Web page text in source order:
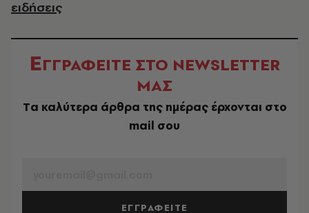
ειδήσεις
ΕΓΓΡΑΦΕΙΤΕ ΣΤΟ NEWSLETTER
ΜΑΣ
Tα καλύτερα άρθρα της ημέρας έρχονται στο
mail σου
ΕΓΓΡΑΦΕΙΤΕ